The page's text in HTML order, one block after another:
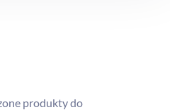
produkty do